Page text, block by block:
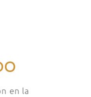
en la